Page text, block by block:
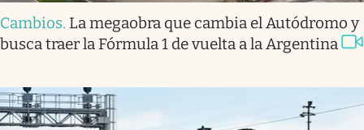
Cambios. La megaobra que cambia el Autódromo y
busca traer la Fórmula 1 de vuelta a la Argentina